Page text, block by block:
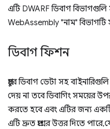
এটি DWARF ডিবাগ
WebAssembly "নাম" বিভাগটি
ডিবাগ ফিশন
প্রচুর ডিবাগ ডেটা সহ
দেয় না তবে ডিবাগিং সময়ের
করতে হবে এবং এটির জন্য
এটি দ্রুত প্রশ্নের উত্তর দিতে